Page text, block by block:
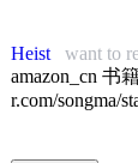
Heist
want to
amazon_cn 书
r.com/songma/